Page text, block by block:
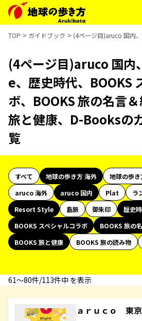
TOP ガイドブック (4ページ目)aruco 国内
(4ページ目)aruco 国
e、歴史時代、BOOKS
ボ、BOOKS 旅の名言
旅と健康、D-Booksの
覧
すべて 地球の歩き方 海外
地球の歩き
aruco 海外
aruco 国内 Plat
ラ
Resort Style
島旅 御朱印 歴史
BOOKS スペシャルコラボ
BOOKS 旅の
BOOKS 旅と健康
BOOKS 旅の読み物
61〜80件/113件中 を表示
ａｒｕｃｏ 東